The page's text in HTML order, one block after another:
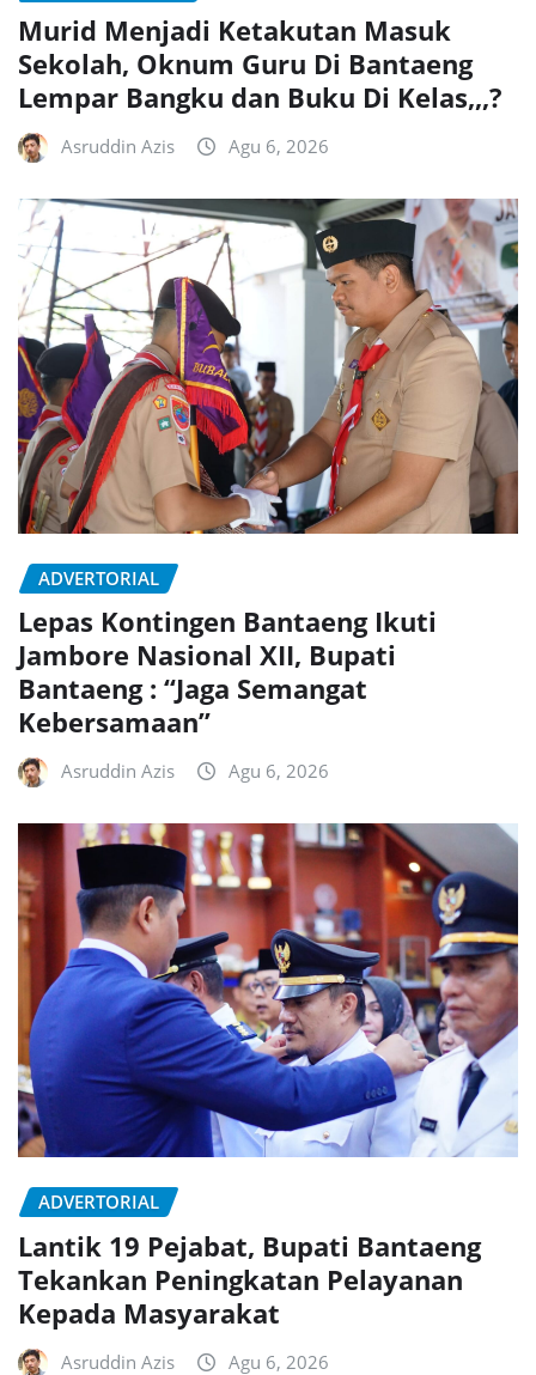
Murid Menjadi Ketakutan Masuk
Sekolah, Oknum Guru Di Bantaeng
Lempar Bangku dan Buku Di Kelas,,,?
Asruddin Azis Agu 6, 2026
ADVERTORIAL
Lepas Kontingen Bantaeng Ikuti
Jambore Nasional XII, Bupati
Bantaeng : “Jaga Semangat
Kebersamaan”
Asruddin Azis Agu 6, 2026
ADVERTORIAL
Lantik 19 Pejabat, Bupati Bantaeng
Tekankan Peningkatan Pelayanan
Kepada Masyarakat
Asruddin Azis Agu 6, 2026